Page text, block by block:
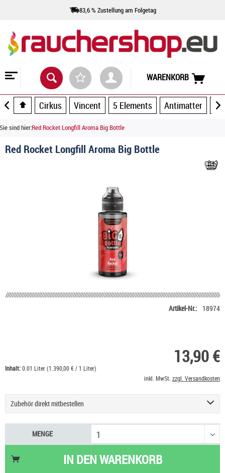
83,6 % Zustellung am Folgetag
WARENKORB
Cirkus Vincent 5 Elements Antimatter
Sie sind hier:Red Rocket Longfill Aroma Big Bottle
Red Rocket Longfill Aroma Big Bottle
Artikel-Nr.: 18974
13,90 €
Inhalt:0.01 Liter (1.390,00 € / 1 Liter)
inkl. MwSt. zzgl. Versandkosten
Zubehör direkt mitbestellen
Nikotin Shot 20 mg/ml UltraBio
6,50 €
Nikotinsalz Shot UltraBio 20 mg/ml
6,90 €
Skittles Kaudragees
MENGE
IN DENWARENKORB